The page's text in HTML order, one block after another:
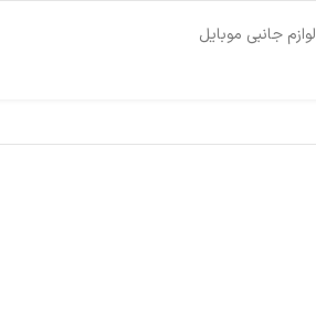
لوازم جانبی موبایل